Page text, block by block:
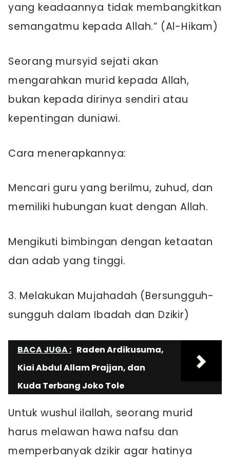
yang keadaannya tidak membangkitkan
semangatmu kepada Allah.” (Al-Hikam)
Seorang mursyid sejati akan
mengarahkan murid kepada Allah,
bukan kepada dirinya sendiri atau
kepentingan duniawi.
Cara menerapkannya:
Mencari guru yang berilmu, zuhud, dan
memiliki hubungan kuat dengan Allah.
Mengikuti bimbingan dengan ketaatan
dan adab yang tinggi.
3. Melakukan Mujahadah (Bersungguh-
sungguh dalam Ibadah dan Dzikir)
BACA JUGA : Raden Ardikusuma,
Kiai Abdul Allam Prajjan, dan
Kuda Terbang Joko Tole
Untuk wushul ilallah, seorang murid
harus melawan hawa nafsu dan
memperbanyak dzikir agar hatinya